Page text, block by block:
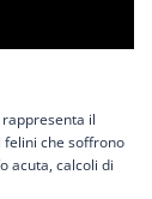
rappresenta il
felini che soffrono
acuta, calcoli di